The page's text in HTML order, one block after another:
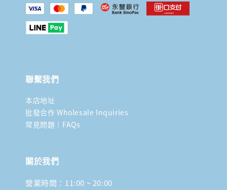
聯繫我們
本店地址
批發合作 Wholesale Inquiries
常見問題｜FAQs
關於我們
營業時間：11:00 ~ 20:00